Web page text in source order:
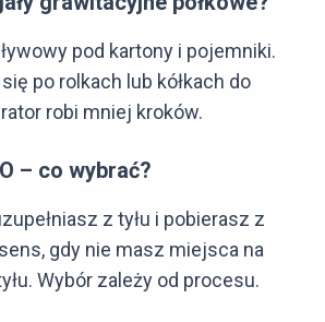
pod kartony i pojemniki.
po rolkach lub kółkach do
robi mniej kroków.
– co wybrać?
z tyłu i pobierasz z
gdy nie masz miejsca na
Wybór zależy od procesu.